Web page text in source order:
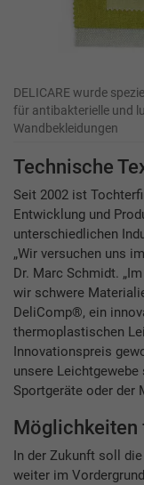
DELICARE wurde
für antibakterielle und
Wandbekleidungen
Technische
Seit 2002 ist
Entwicklung und
unterschiedlichen
„Wir versuchen uns
Dr. Marc Schmidt.
wir schwere
DeliComp®, ein
thermoplastischen
Innovationspreis
unsere
Sportgeräte oder der
Möglichkeiten
In der Zukunft soll
weiter im